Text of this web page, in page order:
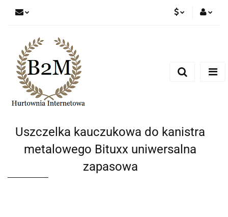
CZK
Dodaj zgłoszenie
Uszczelka kauczukowa do kanistra
metalowego Bituxx uniwersalna
zapasowa